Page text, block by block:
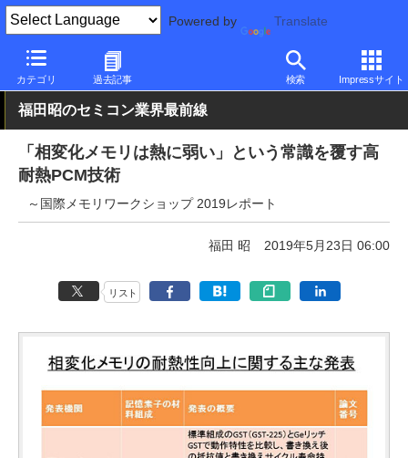
Powered by Translate
カテゴリ 過去記事 検索 Impressサイト
PC Watch 半導体/周辺機器
福田昭のセミコン業界最前線
「相変化メモリは熱に弱い」という常識を覆す高
耐熱PCM技術
～国際メモリワークショップ 2019レポート
福田 昭 2019年5月23日 06:00
リスト